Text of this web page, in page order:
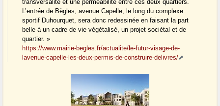
transversalité et une perméabilité entre ces deux quartiers.
L’entrée de Bègles, avenue Capelle, le long du complexe
sportif Duhourquet, sera donc redessinée en faisant la part
belle à un cadre de vie végétalisé, un projet sociétal et de
quartier. »
https://www.mairie-begles.fr/actualite/le-futur-visage-de-
lavenue-capelle-les-deux-permis-de-construire-delivres/